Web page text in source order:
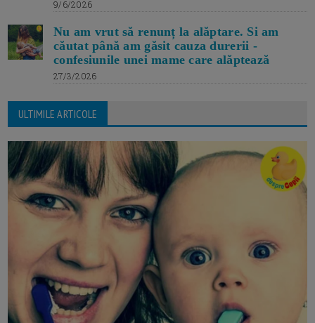
9/6/2026
Nu am vrut să renunț la alăptare. Si am
căutat până am găsit cauza durerii -
confesiunile unei mame care alăptează
27/3/2026
ULTIMILE ARTICOLE